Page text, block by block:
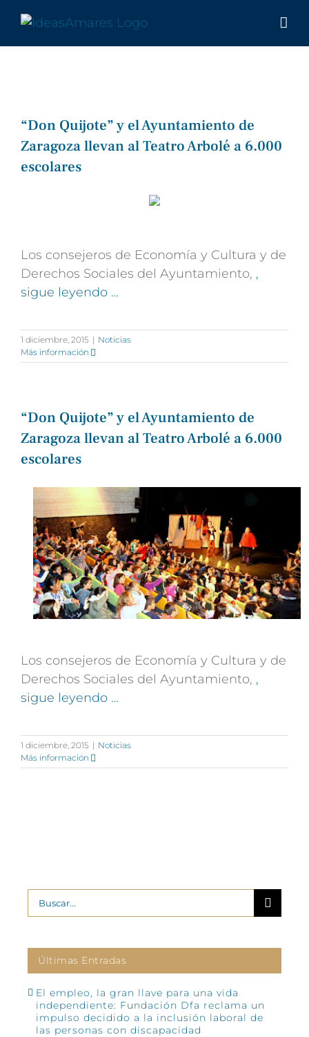
contenido
“Don Quijote” y el Ayuntamiento de
Zaragoza llevan al Teatro Arbolé a 6.000
escolares
Los consejeros de Economía y Cultura y de
Derechos Sociales del Ayuntamiento, ,
sigue leyendo …
1 diciembre, 2015 | Noticias
Más información
“Don Quijote” y el Ayuntamiento de
Zaragoza llevan al Teatro Arbolé a 6.000
escolares
Los consejeros de Economía y Cultura y de
Derechos Sociales del Ayuntamiento, ,
sigue leyendo …
1 diciembre, 2015 | Noticias
Más información
Buscar:
Últimas Entradas
El empleo, la gran llave para una vida
independiente: Fundación Dfa reclama un
impulso decidido a la inclusión laboral de
las personas con discapacidad